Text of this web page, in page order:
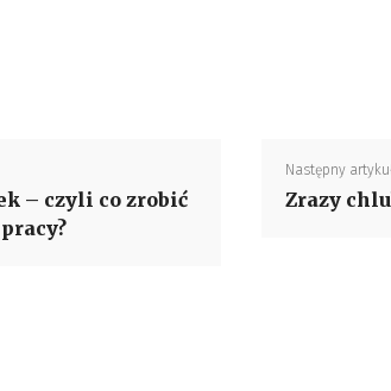
– czyli co zrobić
Następny
Zrazy